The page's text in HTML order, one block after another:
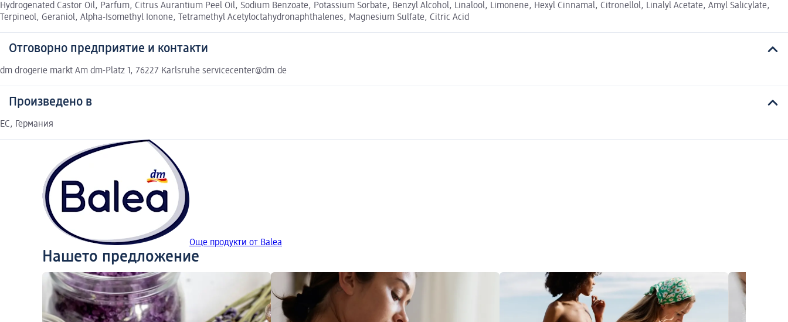
Hydrogenated Castor Oil, Parfum, Citrus Aurantium Peel Oil, Sodium Benzoate, Potassium Sorbate, Benzyl Alcohol, Linalool, Limonene, Hexyl Cinnamal, Citronellol, Linalyl Acetate, Amyl Salicylate,
Terpineol, Geraniol, Alpha-Isomethyl Ionone, Tetramethyl Acetyloctahydronaphthalenes, Magnesium Sulfate, Citric Acid
Отговорно предприятие и контакти
dm drogerie markt Am dm-Platz 1, 76227 Karlsruhe servicecenter@dm.de
Произведено в
EC, Германия
Още продукти от Balea
Нашето предложение